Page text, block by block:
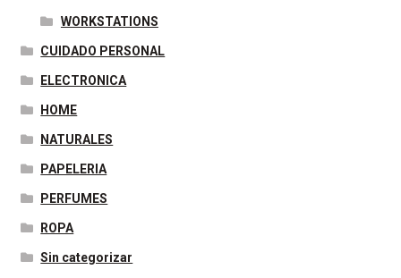
WORKSTATIONS
CUIDADO PERSONAL
ELECTRONICA
HOME
NATURALES
PAPELERIA
PERFUMES
ROPA
Sin categorizar